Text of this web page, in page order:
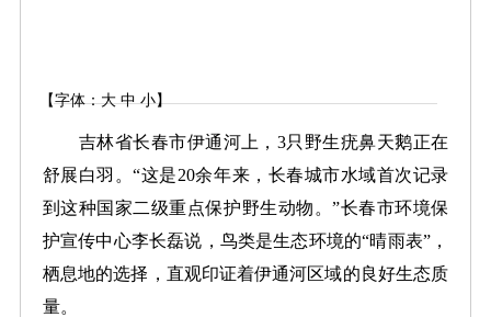
【字体：大 中 小】
吉林省长春市伊通河上，3只野生疣鼻天鹅正在
舒展白羽。“这是20余年来，长春城市水域首次记录
到这种国家二级重点保护野生动物。”长春市环境保
护宣传中心李长磊说，鸟类是生态环境的“晴雨表”，
栖息地的选择，直观印证着伊通河区域的良好生态质
量。